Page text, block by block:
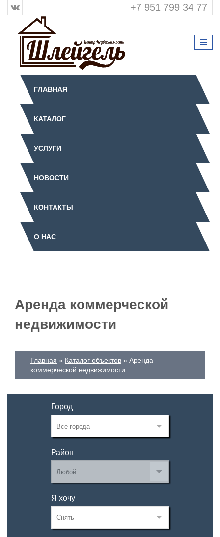
+7 951 799 34 77
ГЛАВНАЯ
КАТАЛОГ
УСЛУГИ
НОВОСТИ
КОНТАКТЫ
О НАС
Аренда коммерческой
недвижимости
Главная Каталог объектов
Аренда
коммерческой недвижимости
Город
Район
Я хочу